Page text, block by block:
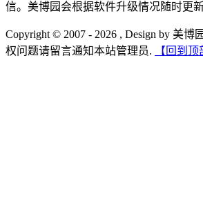
信。美博园会根据软件升级情况随时更新
Copyright © 2007 - 2026 , Design by 美博
权问题请留言通知本站管理员.
【回到顶